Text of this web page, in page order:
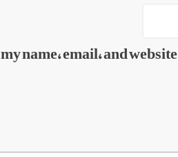
my name, email, and